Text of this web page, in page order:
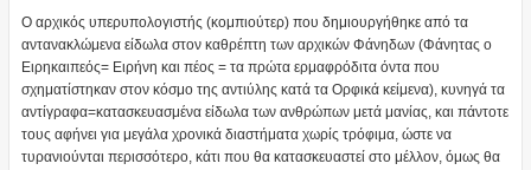
O αρχικός υπερυπολογιστής (κομπιούτερ) που δημιουργήθηκε από τα
αντανακλώμενα είδωλα στον καθρέπτη των αρχικών Φάνηδων (Φάνητας ο
Ειρηκαιπεός= Ειρήνη και πέος = τα πρώτα ερμαφρόδιτα όντα που
σχηματίστηκαν στον κόσμο της αντιύλης κατά τα Ορφικά κείμενα), κυνηγά τα
αντίγραφα=κατασκευασμένα είδωλα των ανθρώπων μετά μανίας, και πάντοτε
τους αφήνει για μεγάλα χρονικά διαστήματα χωρίς τρόφιμα, ώστε να
τυρανιούνται περισσότερο, κάτι που θα κατασκευαστεί στο μέλλον, όμως θα